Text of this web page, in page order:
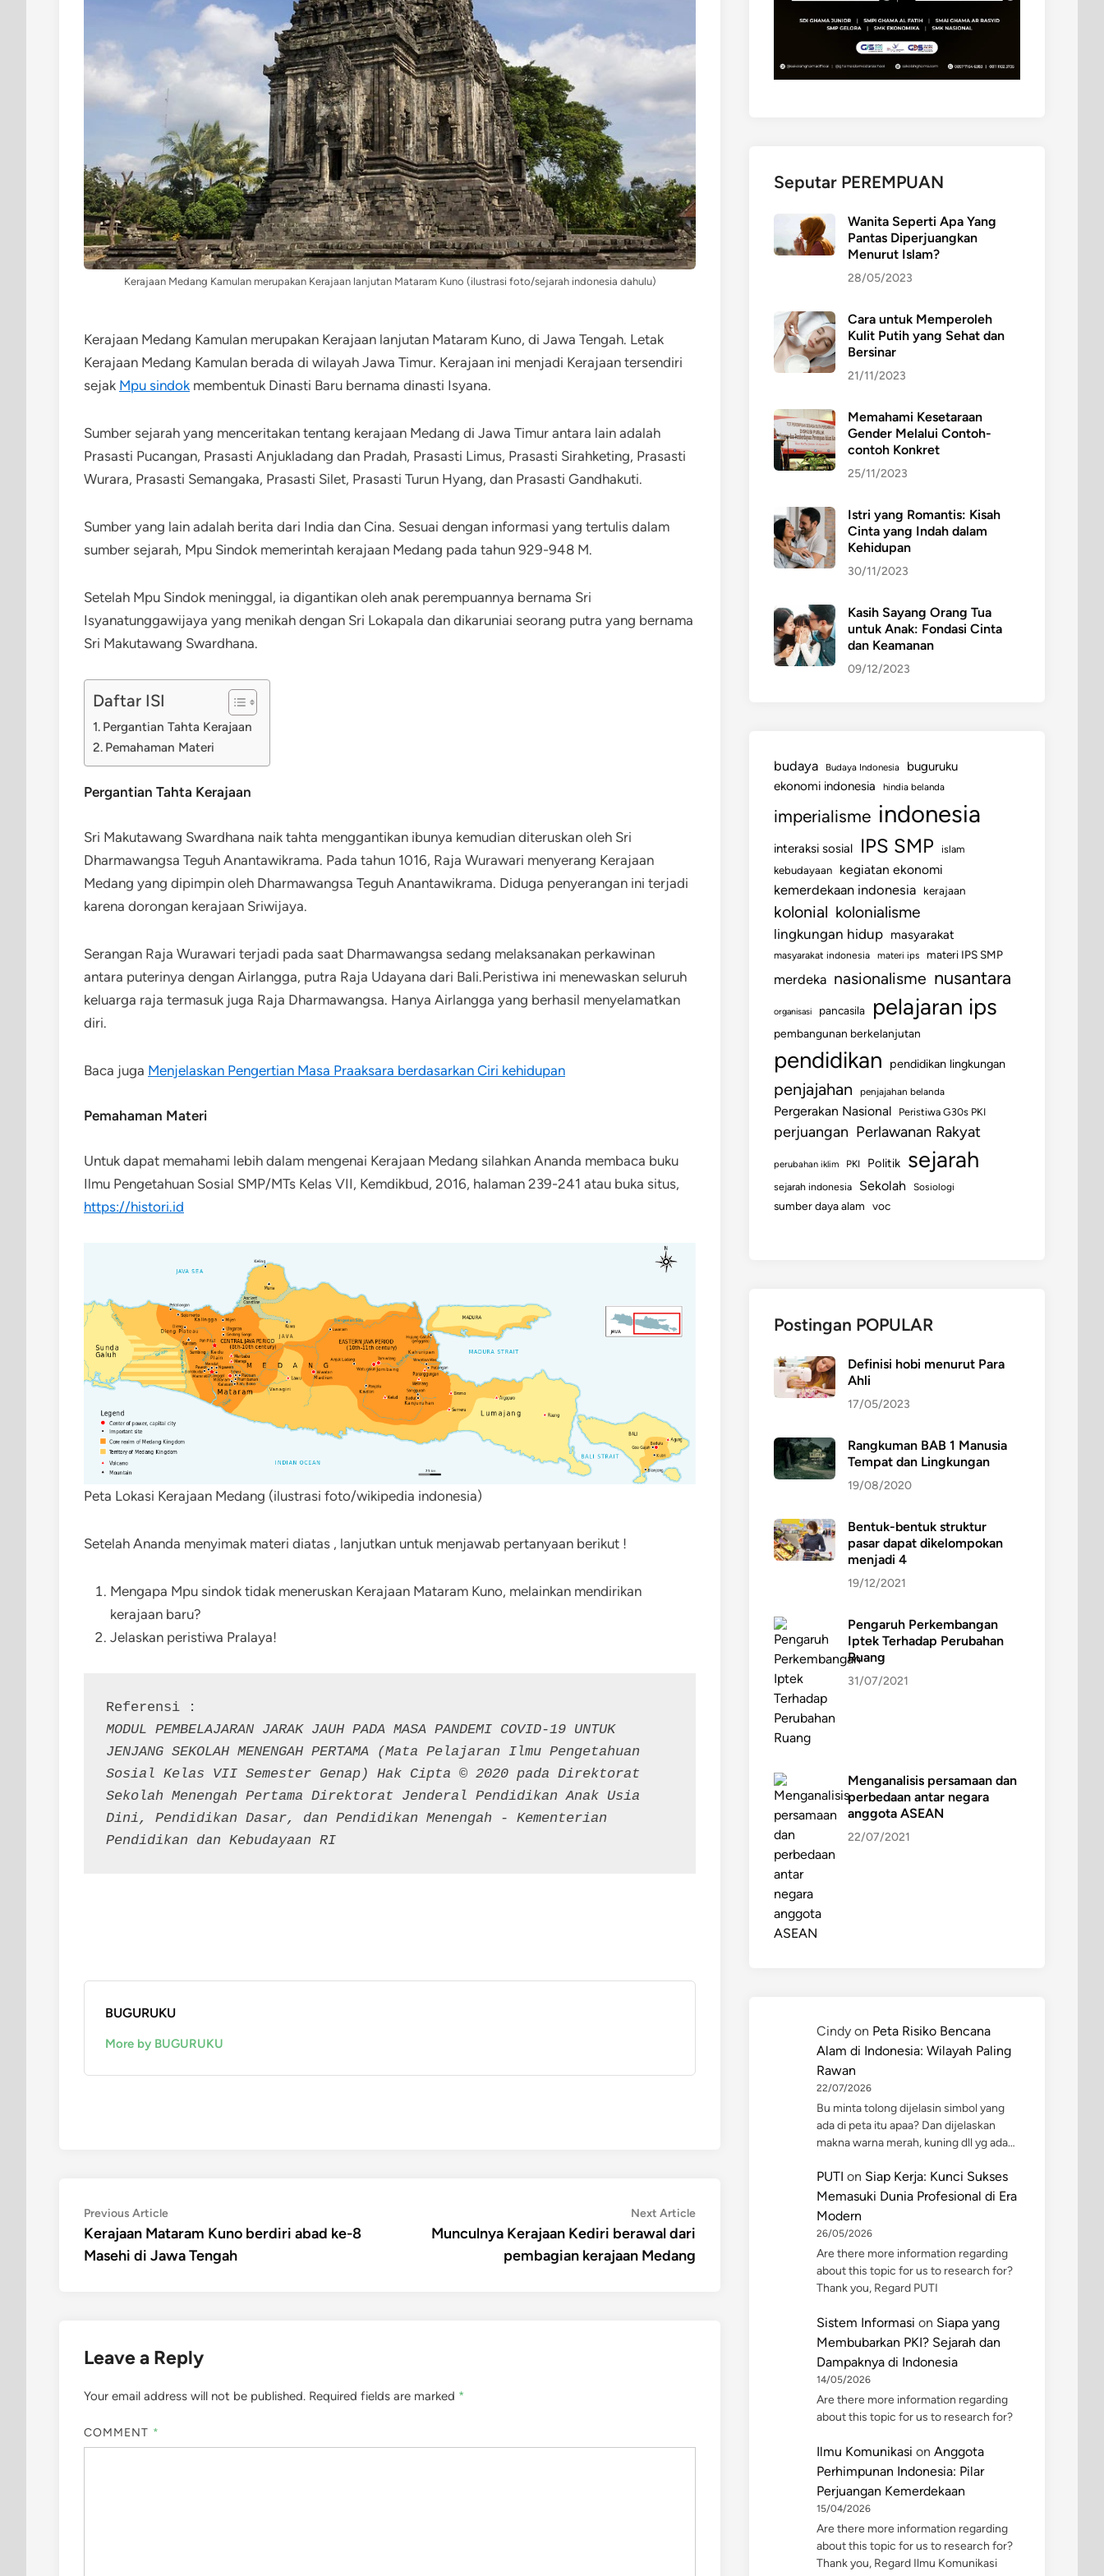
Kerajaan Medang Kamulan merupakan Kerajaan lanjutan Mataram Kuno (ilustrasi foto/sejarah indonesia dahulu)
Kerajaan Medang Kamulan merupakan Kerajaan lanjutan Mataram Kuno, di Jawa Tengah. Letak
Kerajaan Medang Kamulan berada di wilayah Jawa Timur. Kerajaan ini menjadi Kerajaan tersendiri
sejak Mpu sindok membentuk Dinasti Baru bernama dinasti Isyana.
Sumber sejarah yang menceritakan tentang kerajaan Medang di Jawa Timur antara lain adalah
Prasasti Pucangan, Prasasti Anjukladang dan Pradah, Prasasti Limus, Prasasti Sirahketing, Prasasti
Wurara, Prasasti Semangaka, Prasasti Silet, Prasasti Turun Hyang, dan Prasasti Gandhakuti.
Sumber yang lain adalah berita dari India dan Cina. Sesuai dengan informasi yang tertulis dalam
sumber sejarah, Mpu Sindok memerintah kerajaan Medang pada tahun 929-948 M.
Setelah Mpu Sindok meninggal, ia digantikan oleh anak perempuannya bernama Sri
Isyanatunggawijaya yang menikah dengan Sri Lokapala dan dikaruniai seorang putra yang bernama
Sri Makutawang Swardhana.
Daftar ISI
Pergantian Tahta Kerajaan
Pemahaman Materi
Pergantian Tahta Kerajaan
Sri Makutawang Swardhana naik tahta menggantikan ibunya kemudian diteruskan oleh Sri
Dharmawangsa Teguh Anantawikrama. Pada tahun 1016, Raja Wurawari menyerang Kerajaan
Medang yang dipimpin oleh Dharmawangsa Teguh Anantawikrama. Diduga penyerangan ini terjadi
karena dorongan kerajaan Sriwijaya.
Serangan Raja Wurawari terjadi pada saat Dharmawangsa sedang melaksanakan perkawinan
antara puterinya dengan Airlangga, putra Raja Udayana dari Bali.Peristiwa ini menewaskan seluruh
keluarga raja termasuk juga Raja Dharmawangsa. Hanya Airlangga yang berhasil menyelamatkan
diri.
Baca juga Menjelaskan Pengertian Masa Praaksara berdasarkan Ciri kehidupan
Pemahaman Materi
Untuk dapat memahami lebih dalam mengenai Kerajaan Medang silahkan Ananda membaca buku
Ilmu Pengetahuan Sosial SMP/MTs Kelas VII, Kemdikbud, 2016, halaman 239-241 atau buka situs,
https://histori.id
Peta Lokasi Kerajaan Medang (ilustrasi foto/wikipedia indonesia)
Setelah Ananda menyimak materi diatas , lanjutkan untuk menjawab pertanyaan berikut !
Mengapa Mpu sindok tidak meneruskan Kerajaan Mataram Kuno, melainkan mendirikan
kerajaan baru?
Jelaskan peristiwa Pralaya!
MODUL PEMBELAJARAN JARAK JAUH PADA MASA PANDEMI COVID-19 UNTUK
JENJANG SEKOLAH MENENGAH PERTAMA (Mata Pelajaran Ilmu Pengetahuan
Sosial Kelas VII Semester Genap) Hak Cipta © 2020 pada Direktorat
Sekolah Menengah Pertama Direktorat Jenderal Pendidikan Anak Usia
Dini, Pendidikan Dasar, dan Pendidikan Menengah - Kementerian
Pendidikan dan Kebudayaan RI
BUGURUKU
More by BUGURUKU
Post
navigation
Previous ArticlePrevious
article:
Kerajaan Mataram Kuno berdiri abad ke-8
Masehi di Jawa Tengah
Next ArticleNext
Munculnya Kerajaan Kediri berawal dari
pembagian kerajaan Medang
Leave a Reply
Your email address will not be published. Required fields are marked *
COMMENT *
Seputar PEREMPUAN
Wanita Seperti Apa Yang
Pantas Diperjuangkan
Menurut Islam?
28/05/2023
Cara untuk Memperoleh
Kulit Putih yang Sehat dan
Bersinar
21/11/2023
Memahami Kesetaraan
Gender Melalui Contoh-
contoh Konkret
25/11/2023
Istri yang Romantis: Kisah
Cinta yang Indah dalam
Kehidupan
30/11/2023
Kasih Sayang Orang Tua
untuk Anak: Fondasi Cinta
dan Keamanan
09/12/2023
budaya Budaya Indonesia
buguruku
ekonomi indonesia
hindia belanda
imperialisme indonesia
interaksi sosial IPS SMP
islam
kebudayaan
kegiatan ekonomi
kemerdekaan indonesia kerajaan
kolonial kolonialisme
lingkungan hidup masyarakat
masyarakat indonesia materi ips materi IPS SMP
merdeka nasionalisme nusantara
organisasi pancasila pelajaran ips
pembangunan berkelanjutan
pendidikan pendidikan lingkungan
penjajahan penjajahan belanda
Pergerakan Nasional Peristiwa G30s PKI
perjuangan Perlawanan Rakyat
perubahan iklim PKI Politik sejarah
sejarah indonesia Sekolah Sosiologi
sumber daya alam voc
Postingan POPULAR
Definisi hobi menurut Para
Ahli
17/05/2023
Rangkuman BAB 1 Manusia
Tempat dan Lingkungan
19/08/2020
Bentuk-bentuk struktur
pasar dapat dikelompokan
menjadi 4
19/12/2021
Pengaruh Perkembangan
Iptek Terhadap Perubahan
Ruang
31/07/2021
Menganalisis persamaan dan
perbedaan antar negara
anggota ASEAN
22/07/2021
Cindy on Peta Risiko Bencana
Alam di Indonesia: Wilayah Paling
Rawan
22/07/2026
Bu minta tolong dijelasin simbol yang
ada di peta itu apaa? Dan dijelaskan
makna warna merah, kuning dll yg ada…
PUTI on Siap Kerja: Kunci Sukses
Memasuki Dunia Profesional di Era
Modern
26/05/2026
Are there more information regarding
about this topic for us to research for?
Thank you, Regard PUTI
Sistem Informasi on Siapa yang
Membubarkan PKI? Sejarah dan
Dampaknya di Indonesia
14/05/2026
Are there more information regarding
about this topic for us to research for?
Ilmu Komunikasi on Anggota
Perhimpunan Indonesia: Pilar
Perjuangan Kemerdekaan
15/04/2026
Are there more information regarding
about this topic for us to research for?
Thank you, Regard Ilmu Komunikasi